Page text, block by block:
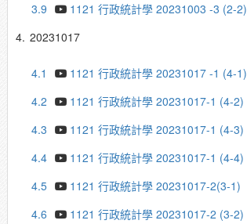
3.9
1121 行政統計學 20231003 -3 (2-2)
4. 20231017
4.1
1121 行政統計學 20231017 -1 (4-1)
4.2
1121 行政統計學 20231017-1 (4-2)
4.3
1121 行政統計學 20231017-1 (4-3)
4.4
1121 行政統計學 20231017-1 (4-4)
4.5
1121 行政統計學 20231017-2(3-1)
4.6
1121 行政統計學 20231017-2 (3-2)